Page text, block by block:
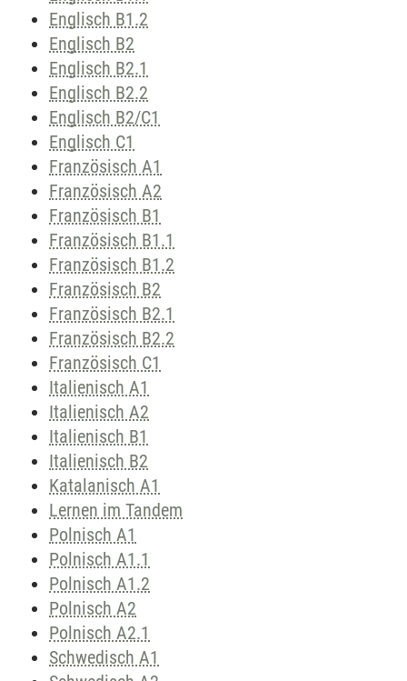
Englisch B1.2
Englisch B2
Englisch B2.1
Englisch B2.2
Englisch B2/C1
Englisch C1
Französisch A1
Französisch A2
Französisch B1
Französisch B1.1
Französisch B1.2
Französisch B2
Französisch B2.1
Französisch B2.2
Französisch C1
Italienisch A1
Italienisch A2
Italienisch B1
Italienisch B2
Katalanisch A1
Lernen im Tandem
Polnisch A1
Polnisch A1.1
Polnisch A1.2
Polnisch A2
Polnisch A2.1
Schwedisch A1